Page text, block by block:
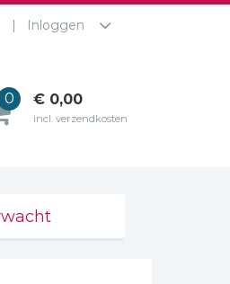
Inloggen
0 € 0,00
incl. verzendkosten